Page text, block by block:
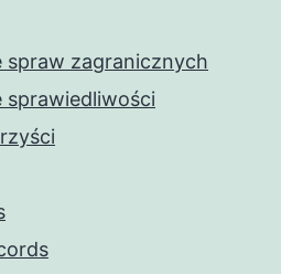
zagranicznych
sprawiedliwości